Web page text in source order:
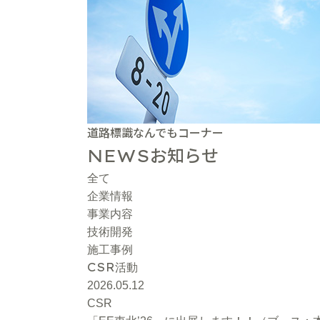
道路標識なんでもコーナー
NEWSお知らせ
全て
企業情報
事業内容
技術開発
施工事例
CSR活動
2026.05.12
CSR